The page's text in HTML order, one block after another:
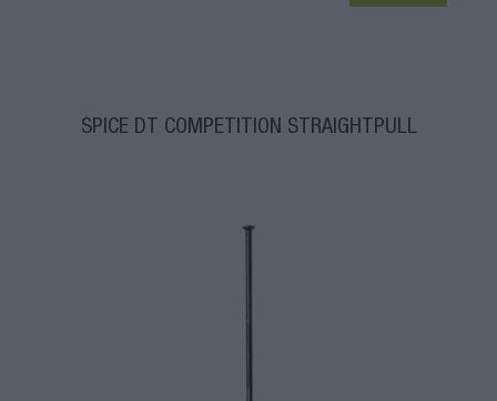
ŠPICE DT COMPETITION STRAIGHTPULL